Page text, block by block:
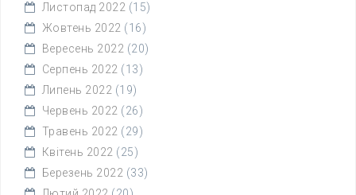
Листопад 2022 (15)
Жовтень 2022 (16)
Вересень 2022 (20)
Серпень 2022 (13)
Липень 2022 (19)
Червень 2022 (26)
Травень 2022 (29)
Квітень 2022 (25)
Березень 2022 (33)